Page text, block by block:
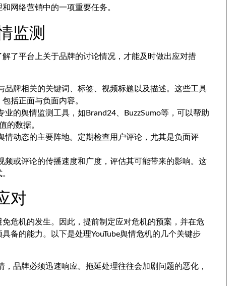
网络营销中的一项重要任务。
监测
了平台上关于品牌的讨论情况，才能及时做出应对措
品牌相关的关键词、标签、视频标题以及描述。这些工具
括正面与负面内容。
业的舆情监测工具，如Brand24、BuzzSumo等，可以帮助
的数据。
情动态的主要阵地。定期检查用户评论，尤其是负面评
频或评论的传播速度和广度，评估其可能带来的影响。这
对
危机的发生。因此，提前制定应对危机的预案，并在危
备的能力。以下是处理YouTube舆情危机的几个关键步
，品牌必须迅速响应。拖延处理往往会加剧问题的恶化，